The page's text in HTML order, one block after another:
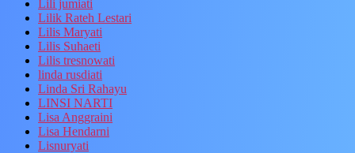
Lili jumiati
Lilik Rateh Lestari
Lilis Maryati
Lilis Suhaeti
Lilis tresnowati
linda rusdiati
Linda Sri Rahayu
LINSI NARTI
Lisa Anggraini
Lisa Hendarni
Lisnuryati